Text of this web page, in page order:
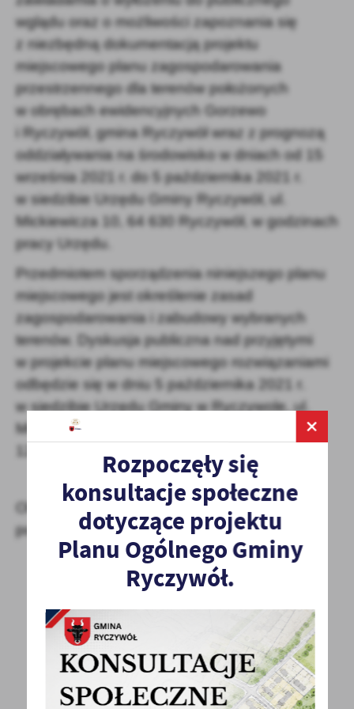
wglądu oraz o możliwości zapoznania się
z niezbędną dokumentacją projektu
miejscowego planu zagospodarowania
przestrzennego dla terenów położonych
w obrębach ewidencyjnych Gorzewo
i Ryczywół, gmina Ryczywół wraz z prognozą
oddziaływania na środowisko w dniach od 15
września 2021 r. do 5 października 2021 r.
w siedzibie Urzędu Gminy Ryczywół, ul.
Mickiewicza 10, 64 630 Ryczywół, w godzinach
pracy Urzędu.
Przedmiotem sporządzenia niniejszego planu
miejscowego jest określenie zasad
zagospodarowania i zabudowy wybranych
terenów. Dyskusja publiczna nad przyjętymi
w projekcie planu miejscowego rozwiązaniami
odbędzie się w dniu 5 października 2021 r.
w siedzibie Urzędu Gminy w Ryczywole, ul.
Mickiewicza 10, 64 630 Ryczywół o godzinie
Obwieszczenie znajduje sie w załączniku
poniżej.
POWRÓT UDOSTĘPNIJ
POPRZEDNI NASTĘPNY
Rozpoczęły się
konsultacje społeczne
dotyczące projektu
Planu Ogólnego Gminy
Ryczywół.